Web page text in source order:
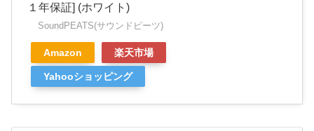
１年保証] (ホワイト)
SoundPEATS(サウンドピーツ)
Amazon 楽天市場
Yahooショッピング